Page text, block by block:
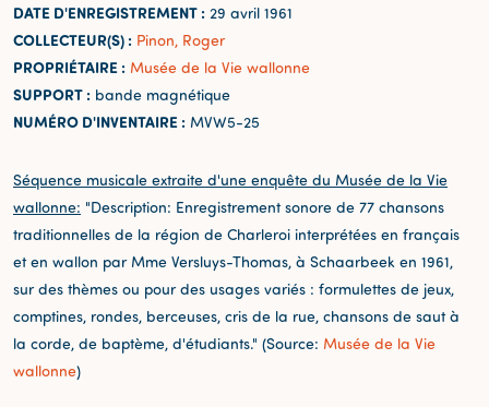
DATE D'ENREGISTREMENT : 29 avril 1961
COLLECTEUR(S) : Pinon, Roger
PROPRIÉTAIRE : Musée de la Vie wallonne
SUPPORT : bande magnétique
NUMÉRO D'INVENTAIRE : MVW5-25
Séquence musicale extraite d'une enquête du Musée de la Vie
wallonne: "Description: Enregistrement sonore de 77 chansons
traditionnelles de la région de Charleroi interprétées en français
et en wallon par Mme Versluys-Thomas, à Schaarbeek en 1961,
sur des thèmes ou pour des usages variés : formulettes de jeux,
comptines, rondes, berceuses, cris de la rue, chansons de saut à
la corde, de baptème, d'étudiants." (Source: Musée de la Vie
wallonne)